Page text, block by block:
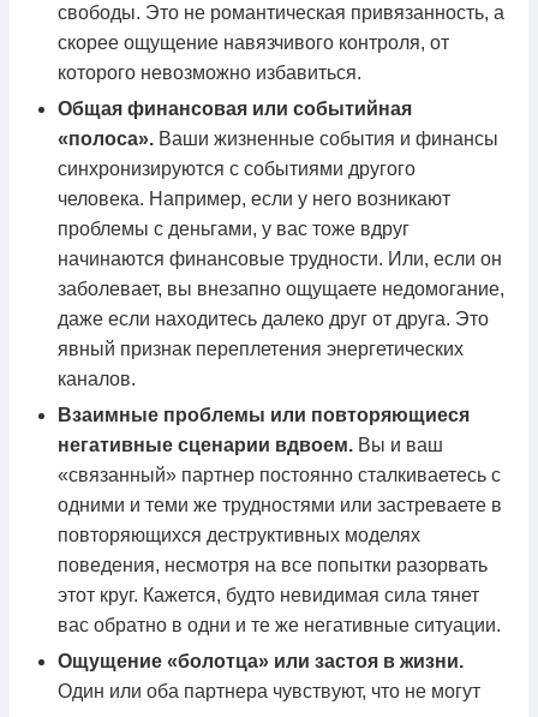
свободы. Это не романтическая привязанность, а
скорее ощущение навязчивого контроля, от
которого невозможно избавиться.
Общая финансовая или событийная
«полоса». Ваши жизненные события и финансы
синхронизируются с событиями другого
человека. Например, если у него возникают
проблемы с деньгами, у вас тоже вдруг
начинаются финансовые трудности. Или, если он
заболевает, вы внезапно ощущаете недомогание,
даже если находитесь далеко друг от друга. Это
явный признак переплетения энергетических
каналов.
Взаимные проблемы или повторяющиеся
негативные сценарии вдвоем. Вы и ваш
«связанный» партнер постоянно сталкиваетесь с
одними и теми же трудностями или застреваете в
повторяющихся деструктивных моделях
поведения, несмотря на все попытки разорвать
этот круг. Кажется, будто невидимая сила тянет
вас обратно в одни и те же негативные ситуации.
Ощущение «болотца» или застоя в жизни.
Один или оба партнера чувствуют, что не могут